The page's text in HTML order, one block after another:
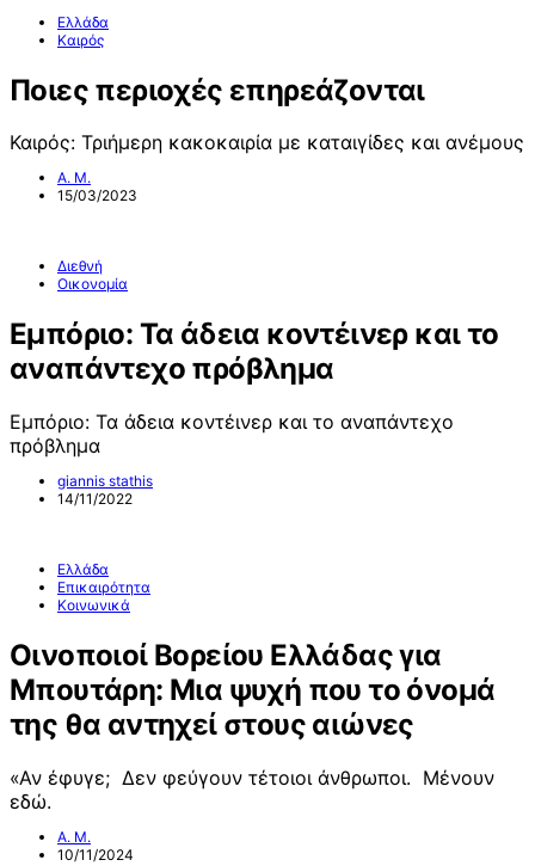
Ελλάδα
Καιρός
Ποιες περιοχές επηρεάζονται
Καιρός: Τριήμερη κακοκαιρία με καταιγίδες και ανέμους
Α. Μ.
15/03/2023
Διεθνή
Οικονομία
Εμπόριο: Τα άδεια κοντέινερ και το
αναπάντεχο πρόβλημα
Εμπόριο: Τα άδεια κοντέινερ και το αναπάντεχο
πρόβλημα
giannis stathis
14/11/2022
Ελλάδα
Επικαιρότητα
Κοινωνικά
Οινοποιοί Βορείου Ελλάδας για
Μπουτάρη: Μια ψυχή που το όνομά
της θα αντηχεί στους αιώνες
«Αν έφυγε; Δεν φεύγουν τέτοιοι άνθρωποι. Μένουν
εδώ.
Α. Μ.
10/11/2024